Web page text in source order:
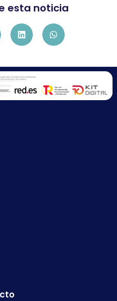
esta noticia